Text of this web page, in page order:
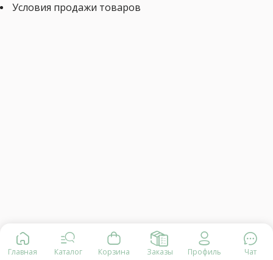
Условия продажи товаров
Главная Каталог Корзина Заказы Профиль Чат